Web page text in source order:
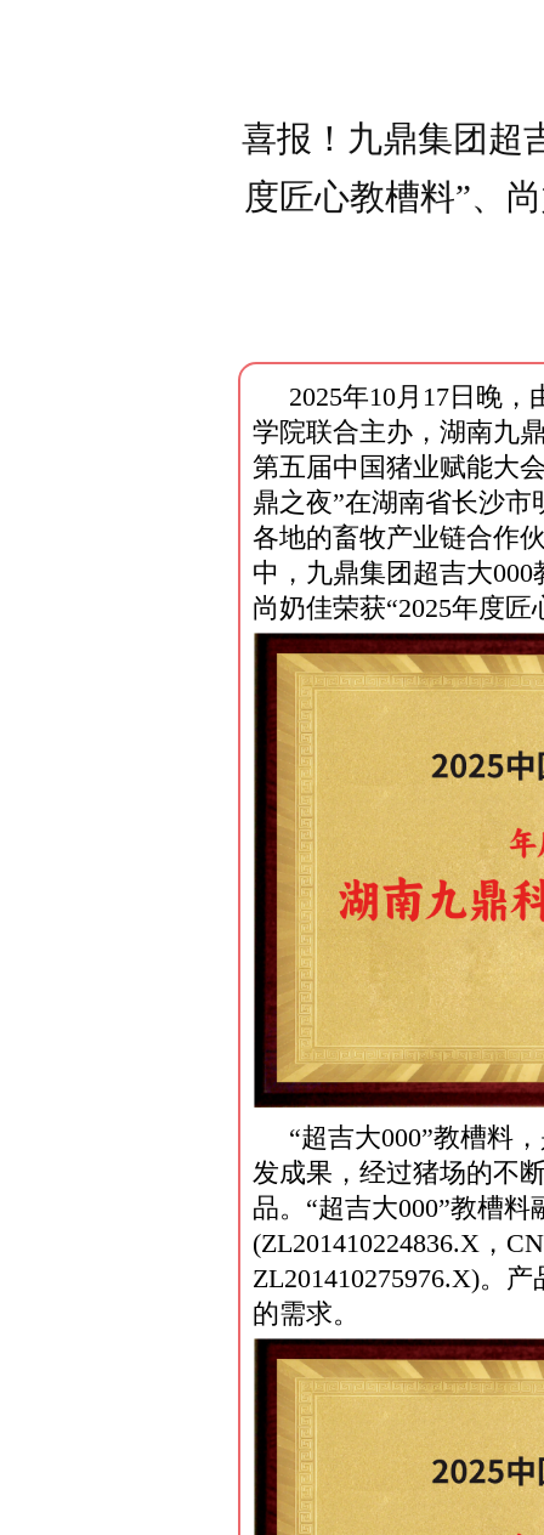
喜报！九鼎集团超
度匠心教槽料”、
2025年10月17日晚
学院联合主办，湖南九
第五届中国猪业赋能大
鼎之夜”在湖南省长沙
各地的畜牧产业链合作
中，九鼎集团超吉大000
尚奶佳荣获“2025年度匠
“超吉大000”教槽料
发成果，经过猪场的不
品。“超吉大000”教槽
(ZL201410224836.X，
ZL201410275976.X)。
的需求。